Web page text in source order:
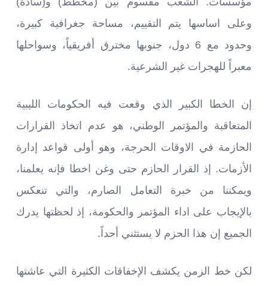
وعلى اساسها يتم التقييم، مساحة جغرافية كبيرة،
وحدود مع 6 دول، جنوبها مخترق أفريقياً، وسواحلها
معبراً للهجرات غير الشرعية.
إن الخطا الكبير الذي وقعت فيه الحكومات الليبية
المتعاقبة والمؤتمر الوطني، هو عدم اتخاذ القرارات
الحازمة في الاوقات الحرجة، وهو أولى قواعد إدارة
الأزمات. إذ القرار الحازم حتى وغن اخطا فإنه يعلمنا،
ويمكننا من خبرة التعامل الصارم، والتي تنعكس
بالإيجاب على اداء المؤتمر والحكومة، إذ لحظتها يدرك
الجميع إن هذا الحزم لا يستثني أحداً.
لكن خط الزمن يكشف الإخفاقات الكثيرة التي عاشتها